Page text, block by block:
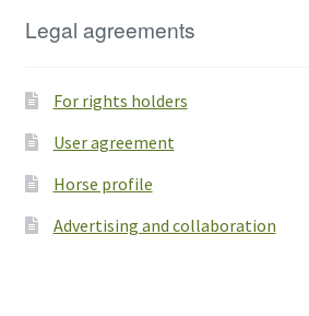
Legal agreements
For rights holders
User agreement
Horse profile
Advertising and collaboration